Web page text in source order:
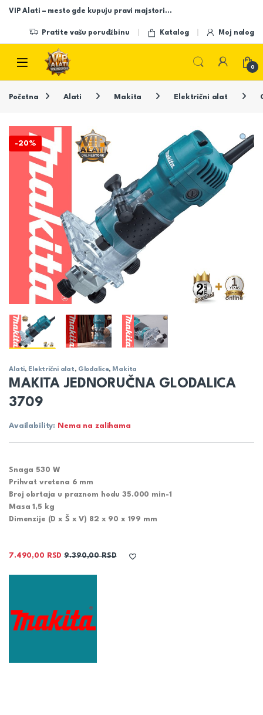
Skip to navigation
Skip to content
VIP Alati – mesto gde kupuju pravi majstori…
Pratite vašu porudžbinu Katalog Moj nalog
Open
0
Početna Alati Makita Električni alat
-20%
Alati, Električni alat, Glodalice, Makita
MAKITA JEDNORUČNA GLODALICA
3709
Availability: Nema na zalihama
Snaga 530 W
Prihvat vretena 6 mm
Broj obrtaja u praznom hodu 35.000 min-1
Masa 1,5 kg
Dimenzije (D x Š x V) 82 x 90 x 199 mm
7.490,00 RSD 9.390,00RSD